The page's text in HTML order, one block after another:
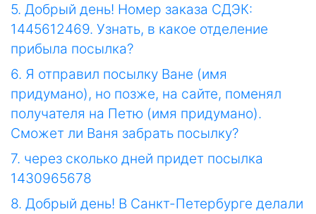
5. Добрый день! Номер заказа СДЭК:
1445612469. Узнать, в какое отделение
прибыла посылка?
6. Я отправил посылку Ване (имя
придумано), но позже, на сайте, поменял
получателя на Петю (имя придумано).
Сможет ли Ваня забрать посылку?
7. через сколько дней придет посылка
1430965678
8. Добрый день! В Санкт-Петербурге делали